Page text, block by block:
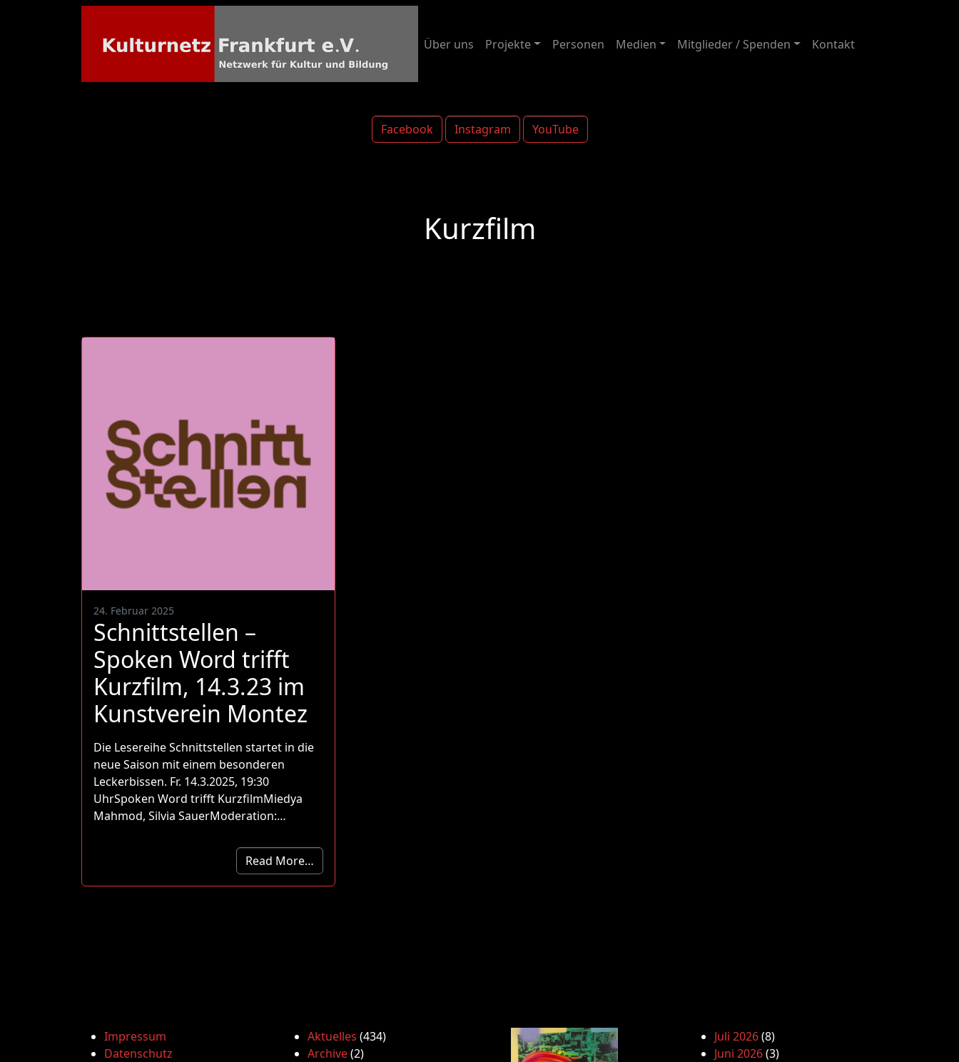
Facebook Instagram YouTube
Über uns Projekte Personen Medien Mitglieder / Spenden Kontakt
Kurzfilm
24. Februar 2025
Schnittstellen –
Spoken Word trifft
Kurzfilm, 14.3.23 im
Kunstverein Montez
Die Lesereihe Schnittstellen startet in die
neue Saison mit einem besonderen
Leckerbissen. Fr. 14.3.2025, 19:30
UhrSpoken Word trifft KurzfilmMiedya
Mahmod, Silvia SauerModeration:…
Read More…
Impressum
Datenschutz
Aktuelles (434)
Archive(2)
Juli 2026(8)
Juni 2026(3)